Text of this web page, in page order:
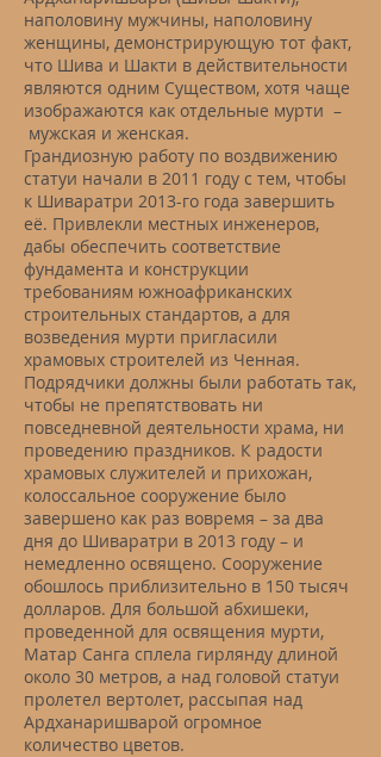
наполовину мужчины, наполовину
женщины, демонстрирующую тот факт,
что Шива и Шакти в действительности
являются одним Существом, хотя чаще
изображаются как отдельные мурти –
мужская и женская.
Грандиозную работу по воздвижению
статуи начали в 2011 году с тем, чтобы
к Шиваратри 2013-го года завершить
её. Привлекли местных инженеров,
дабы обеспечить соответствие
фундамента и конструкции
требованиям южноафриканских
строительных стандартов, а для
возведения мурти пригласили
храмовых строителей из Ченная.
Подрядчики должны были работать так,
чтобы не препятствовать ни
повседневной деятельности храма, ни
проведению праздников. К радости
храмовых служителей и прихожан,
колоссальное сооружение было
завершено как раз вовремя – за два
дня до Шиваратри в 2013 году – и
немедленно освящено. Сооружение
обошлось приблизительно в 150 тысяч
долларов. Для большой абхишеки,
проведенной для освящения мурти,
Матар Санга сплела гирлянду длиной
около 30 метров, а над головой статуи
пролетел вертолет, рассыпая над
Ардханаришварой огромное
количество цветов.